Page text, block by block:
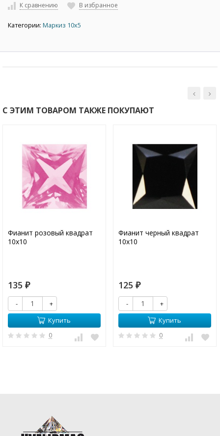
К сравнению В избранное
Категории: Маркиз 10х5
С ЭТИМ ТОВАРОМ ТАКЖЕ ПОКУПАЮТ
Фианит розовый квадрат
10х10
135 ₽
-
+
Купить
0
Фианит черный квадрат
10х10
125 ₽
-
+
Купить
0